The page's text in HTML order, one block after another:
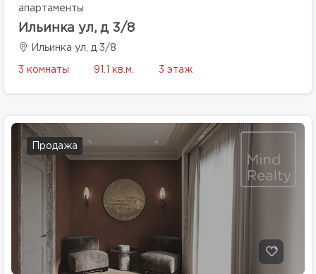
апартаменты
Ильинка ул, д 3/8
Ильинка ул, д 3/8
3 комнаты 91.1 кв.м. 3 этаж
Продажа